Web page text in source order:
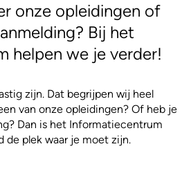
onze opleidingen of
Bij het
helpen we je verder!
zijn. Dat begrijpen wij heel
van onze opleidingen? Of heb je
Dan is het Informatiecentrum
de plek waar je moet zijn.